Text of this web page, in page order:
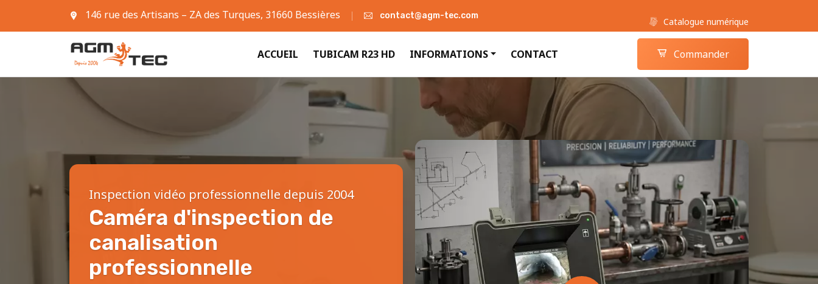
146 rue des Artisans – ZA des Turques, 31660 Bessières contact@agm-tec.com
05 61 42 90 63
Catalogue numérique
Boutique camera-inspection.com
Panier
ACCUEIL TUBICAM R23 HD INFORMATIONS CONTACT Commander
Inspection vidéo professionnelle depuis 2004
Caméra d'inspection de
canalisation
professionnelle